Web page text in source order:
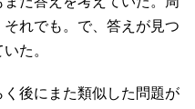
れでも。で、答えが見つ
た。
後にまた類似した問題が